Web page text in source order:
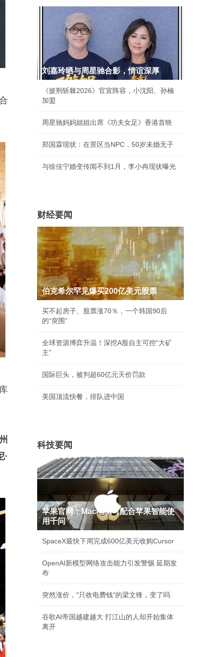
·
刘嘉玲晒与周星驰合影，情谊深厚
《披荆斩棘2026》官宣阵容，小沈阳、孙楠
加盟
周星驰妈妈姐姐出席《功夫女足》香港首映
郑国霖现状：在景区当NPC，50岁未婚无子
与徐佳宁婚变传闻不到1月，李小冉现状曝光
财经要闻
伯克希尔罕见爆买200亿美元股票
买不起房子、股票涨70％，一个韩国90后
的“突围”
全球资源博弈升温！深挖A股自主可控“大矿
主”
国际巨头，被判超60亿元天价罚款
美国顶流快餐，排队进中国
科技要闻
苹果官网：Mac电脑可配合苹果智能使
用千问
SpaceX最快下周完成600亿美元收购Cursor
OpenAI新模型网络攻击能力引发警惕 延期发
布
突然涨价，"只收电费钱"的梁文锋，变了吗
谷歌AI帝国越建越大 打江山的人却开始集体
离开